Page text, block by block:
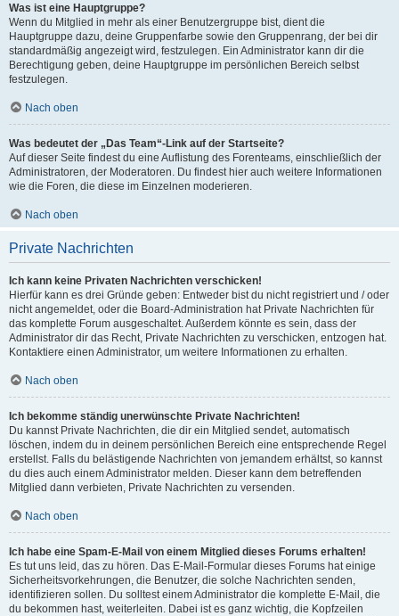
Was ist eine Hauptgruppe?
Wenn du Mitglied in mehr als einer Benutzergruppe bist, dient die
Hauptgruppe dazu, deine Gruppenfarbe sowie den Gruppenrang, der bei dir
standardmäßig angezeigt wird, festzulegen. Ein Administrator kann dir die
Berechtigung geben, deine Hauptgruppe im persönlichen Bereich selbst
festzulegen.
Nach oben
Was bedeutet der „Das Team“-Link auf der Startseite?
Auf dieser Seite findest du eine Auflistung des Forenteams, einschließlich der
Administratoren, der Moderatoren. Du findest hier auch weitere Informationen
wie die Foren, die diese im Einzelnen moderieren.
Nach oben
Private Nachrichten
Ich kann keine Privaten Nachrichten verschicken!
Hierfür kann es drei Gründe geben: Entweder bist du nicht registriert und / oder
nicht angemeldet, oder die Board-Administration hat Private Nachrichten für
das komplette Forum ausgeschaltet. Außerdem könnte es sein, dass der
Administrator dir das Recht, Private Nachrichten zu verschicken, entzogen hat.
Kontaktiere einen Administrator, um weitere Informationen zu erhalten.
Nach oben
Ich bekomme ständig unerwünschte Private Nachrichten!
Du kannst Private Nachrichten, die dir ein Mitglied sendet, automatisch
löschen, indem du in deinem persönlichen Bereich eine entsprechende Regel
erstellst. Falls du belästigende Nachrichten von jemandem erhältst, so kannst
du dies auch einem Administrator melden. Dieser kann dem betreffenden
Mitglied dann verbieten, Private Nachrichten zu versenden.
Nach oben
Ich habe eine Spam-E-Mail von einem Mitglied dieses Forums erhalten!
Es tut uns leid, das zu hören. Das E-Mail-Formular dieses Forums hat einige
Sicherheitsvorkehrungen, die Benutzer, die solche Nachrichten senden,
identifizieren sollen. Du solltest einem Administrator die komplette E-Mail, die
du bekommen hast, weiterleiten. Dabei ist es ganz wichtig, die Kopfzeilen